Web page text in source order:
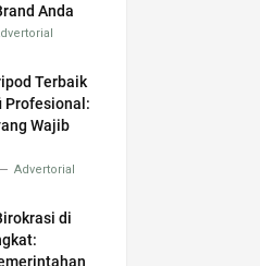
Anda
Terbaik
Profesional:
Wajib
Advertorial
di